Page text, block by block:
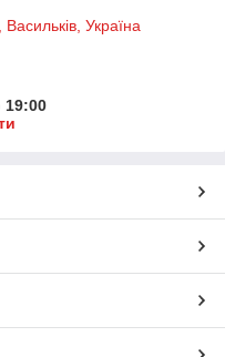
Україна
19:00